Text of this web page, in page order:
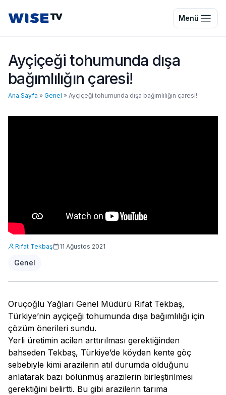
Wise TV Menü
Ayçiçeği tohumunda dışa
bağımlılığın çaresi!
Ana Sayfa » Genel » Ayçiçeği tohumunda dışa bağımlılığın çaresi!
Rıfat Tekbaş 11 Ağustos 2021
Genel
Oruçoğlu Yağları Genel Müdürü Rıfat Tekbaş,
Türkiye’nin ayçiçeği tohumunda dışa bağımlılığı için
çözüm önerileri sundu.
Yerli üretimin acilen arttırılması gerektiğinden
bahseden Tekbaş, Türkiye’de köyden kente göç
sebebiyle kimi arazilerin atıl durumda olduğunu
anlatarak bazı bölünmüş arazilerin birleştirilmesi
gerektiğini belirtti. Bu gibi arazilerin tarıma